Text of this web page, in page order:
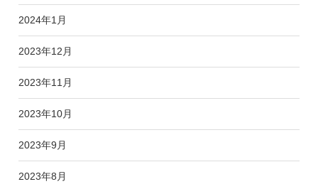
2024年1月
2023年12月
2023年11月
2023年10月
2023年9月
2023年8月